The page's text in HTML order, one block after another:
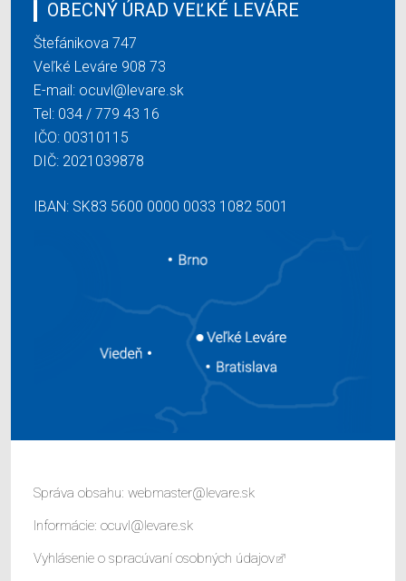
OBECNÝ ÚRAD VEĽKÉ LEVÁRE
Štefánikova 747
Veľké Leváre 908 73
E-mail: ocuvl@levare.sk
Tel: 034 / 779 43 16
IČO: 00310115
DIČ: 2021039878
IBAN: SK83 5600 0000 0033 1082 5001
Správa obsahu: webmaster@levare.sk
Informácie: ocuvl@levare.sk
Vyhlásenie o spracúvaní osobných údajov